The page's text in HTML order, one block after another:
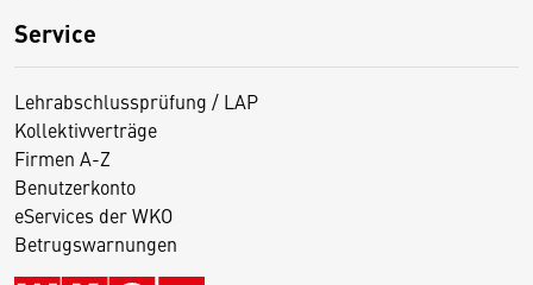
Service
Lehrabschlussprüfung / LAP
Kollektivverträge
Firmen A-Z
Benutzerkonto
eServices der WKO
Betrugswarnungen